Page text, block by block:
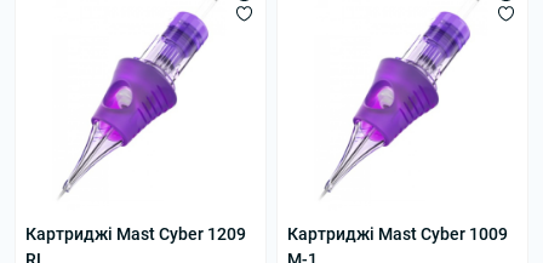
Картриджі Mast Cyber 1209
Картриджі Mast Cyber 1009